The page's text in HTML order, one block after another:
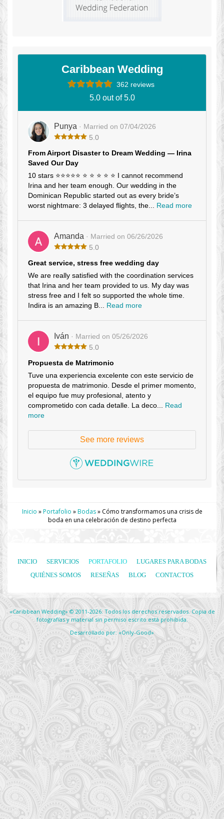
Caribbean Wedding
362 reviews
5.0 out of 5.0
Punya · Married on 07/04/2026
5.0
From Airport Disaster to Dream Wedding — Irina
Saved Our Day
10 stars ⭐⭐⭐⭐⭐ ⭐ ⭐ ⭐ ⭐ ⭐ I cannot recommend
Irina and her team enough. Our wedding in the
Dominican Republic started out as every bride’s
worst nightmare: 3 delayed flights, the... Read more
Amanda · Married on 06/26/2026
5.0
Great service, stress free wedding day
We are really satisfied with the coordination services
that Irina and her team provided to us. My day was
stress free and I felt so supported the whole time.
Indira is an amazing B... Read more
Iván · Married on 05/26/2026
5.0
Propuesta de Matrimonio
Tuve una experiencia excelente con este servicio de
propuesta de matrimonio. Desde el primer momento,
el equipo fue muy profesional, atento y
comprometido con cada detalle. La deco... Read
more
See more reviews
Inicio »Portafolio »Bodas» Cómo transformamos una crisis de
boda en una celebración de destino perfecta
INICIO SERVICIOS PORTAFOLIO
LUGARES PARA BODAS
QUIÉNES SOMOS
RESEÑAS BLOG CONTACTOS
«Caribbean Wedding» © 2011-2026. Todos los derechos reservados. Copia de
fotografías y material sin permiso escrito está prohibida.
Desarrollado por: «Only-Good»